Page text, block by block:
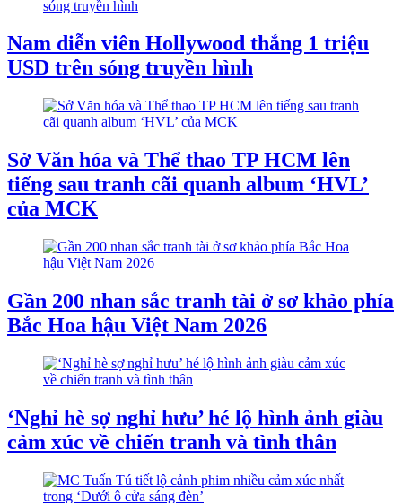
Nam diễn viên Hollywood thắng 1 triệu
USD trên sóng truyền hình
Sở Văn hóa và Thể thao TP HCM lên
tiếng sau tranh cãi quanh album ‘HVL’
của MCK
Gần 200 nhan sắc tranh tài ở sơ khảo phía
Bắc Hoa hậu Việt Nam 2026
‘Nghỉ hè sợ nghỉ hưu’ hé lộ hình ảnh giàu
cảm xúc về chiến tranh và tình thân